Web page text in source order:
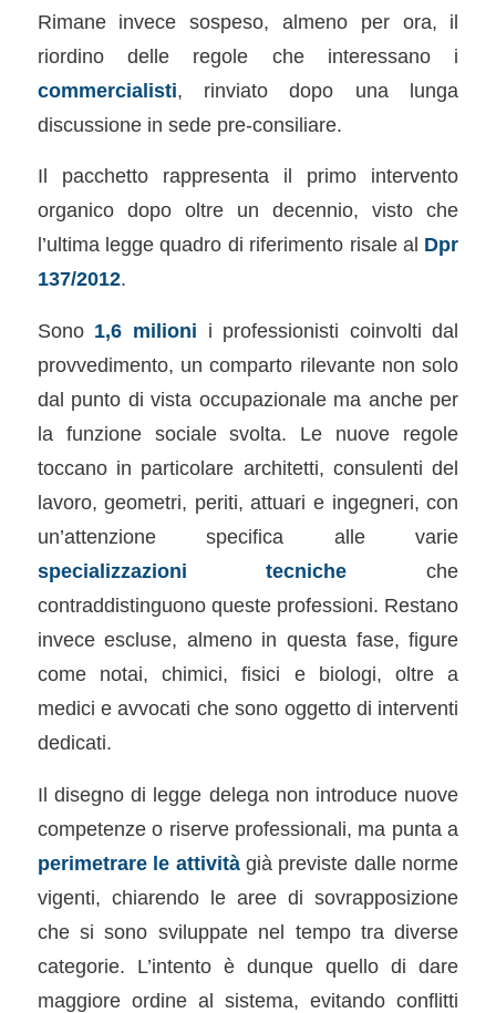
Rimane invece sospeso, almeno per ora, il
riordino delle regole che interessano i
commercialisti, rinviato dopo una lunga
discussione in sede pre-consiliare.
Il pacchetto rappresenta il primo intervento
organico dopo oltre un decennio, visto che
l’ultima legge quadro di riferimento risale al Dpr
137/2012.
Sono 1,6 milioni i professionisti coinvolti dal
provvedimento, un comparto rilevante non solo
dal punto di vista occupazionale ma anche per
la funzione sociale svolta. Le nuove regole
toccano in particolare architetti, consulenti del
lavoro, geometri, periti, attuari e ingegneri, con
un’attenzione specifica alle varie
specializzazioni tecniche che
contraddistinguono queste professioni. Restano
invece escluse, almeno in questa fase, figure
come notai, chimici, fisici e biologi, oltre a
medici e avvocati che sono oggetto di interventi
dedicati.
Il disegno di legge delega non introduce nuove
competenze o riserve professionali, ma punta a
perimetrare le attivitàgià previste dalle norme
vigenti, chiarendo le aree di sovrapposizione
che si sono sviluppate nel tempo tra diverse
categorie. L’intento è dunque quello di dare
maggiore ordine al sistema, evitando conflitti